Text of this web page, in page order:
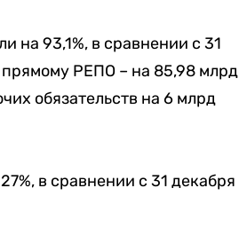
на 93,1%, в сравнении с 31
прямому РЕПО – на 85,98 млрд
обязательств на 6 млрд
в сравнении с 31 декабря